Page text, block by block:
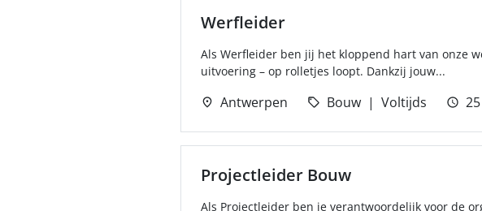
Werfleider
Als Werfleider ben jij het kloppend hart van onze
uitvoering – op rolletjes loopt. Dankzij jouw...
Antwerpen Bouw Voltijds
Projectleider Bouw
Als Projectleider ben je verantwoordelijk voor de